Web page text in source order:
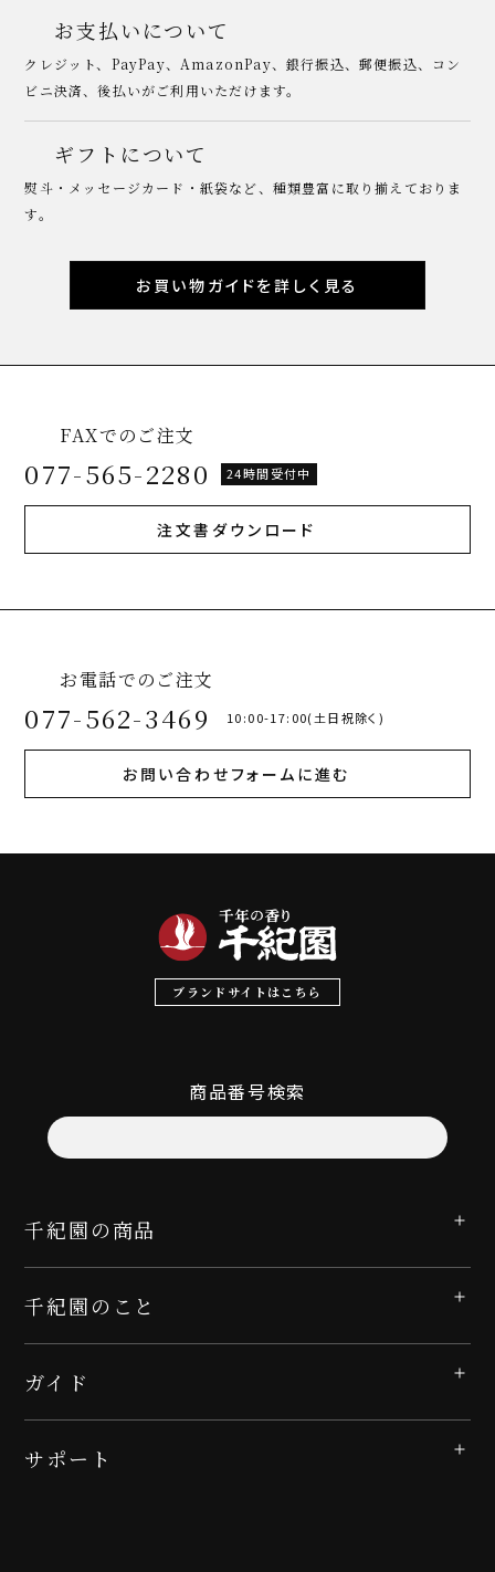
お支払いについて
クレジット、PayPay、AmazonPay、銀行振込、郵便振込、コン
ビニ決済、後払いがご利用いただけます。
ギフトについて
熨斗・メッセージカード・紙袋など、種類豊富に取り揃えておりま
す。
お買い物ガイドを詳しく見る
FAXでのご注文
077-565-2280 24時間受付中
注文書ダウンロード
お電話でのご注文
077-562-3469 10:00-17:00(土日祝除く)
お問い合わせフォームに進む
ブランドサイトはこちら
商品番号検索
千紀園の商品
千紀園のこと
ガイド
サポート